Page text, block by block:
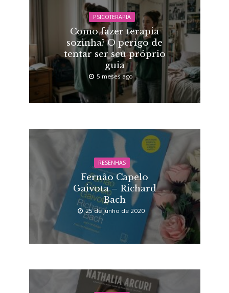
PSICOTERAPIA
Como fazer terapia
sozinha? O perigo de
tentar ser seu próprio
guia
5 meses ago
RESENHAS
Fernão Capelo
Gaivota – Richard
Bach
25 de junho de 2020